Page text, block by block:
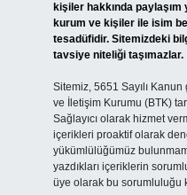
kişiler hakkında paylaşım
kurum ve kişiler ile isim
tesadüfidir. Sitemizdeki
tavsiye niteliği taşımazlar.
Sitemiz, 5651 Sayılı
ve İletişim Kurumu (BTK)
Sağlayıcı olarak hizmet
içerikleri proaktif olarak
yükümlülüğümüz
yazdıkları içeriklerin
üye olarak bu sorumluluğu